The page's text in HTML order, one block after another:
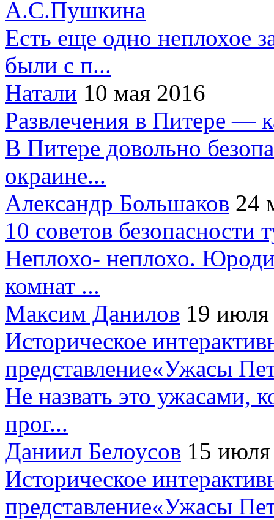
А.С.Пушкина
Есть еще одно неплохое
были с п...
Натали 10 мая 2016
Развлечения в Питере —
В Питере довольно
окраине...
Александр Большаков 24
10 советов безопасности
Неплохо- неплохо.
комнат ...
Максим Данилов 19
Историческое
представление«Ужасы
Не назвать это ужасами,
прог...
Даниил Белоусов 15
Историческое
представление«Ужасы